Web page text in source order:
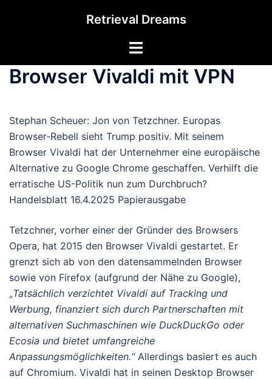
Retrieval Dreams
Menü
Browser Vivaldi mit VPN
Stephan Scheuer: Jon von Tetzchner. Europas
Browser-Rebell sieht Trump positiv. Mit seinem
Browser Vivaldi hat der Unternehmer eine europäische
Alternative zu Google Chrome geschaffen. Verhilft die
erratische US-Politik nun zum Durchbruch?
Handelsblatt 16.4.2025 Papierausgabe
Tetzchner, vorher einer der Gründer des Browsers
Opera, hat 2015 den Browser Vivaldi gestartet. Er
grenzt sich ab von den datensammelnden Browser
sowie von Firefox (aufgrund der Nähe zu Google),
„Tatsächlich verzichtet Vivaldi auf Tracking und
Werbung, finanziert sich durch Partnerschaften mit
alternativen Suchmaschinen wie DuckDuckGo oder
Ecosia und bietet umfangreiche
Anpassungsmöglichkeiten.“Allerdings basiert es auch
auf Chromium. Vivaldi hat in seinen Desktop Browser